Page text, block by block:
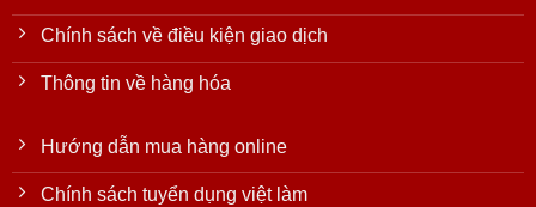
Chính sách về điều kiện giao dịch
Thông tin về hàng hóa
Hướng dẫn mua hàng online
Chính sách tuyển dụng việt làm